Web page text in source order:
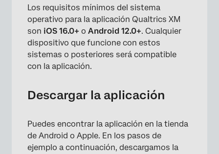
Los requisitos mínimos del sistema
operativo para la aplicación Qualtrics XM
son iOS 16.0+ o Android 12.0+. Cualquier
dispositivo que funcione con estos
sistemas o posteriores será compatible
con la aplicación.
Descargar la aplicación
Puedes encontrar la aplicación en la tienda
de Android o Apple. En los pasos de
ejemplo a continuación, descargamos la